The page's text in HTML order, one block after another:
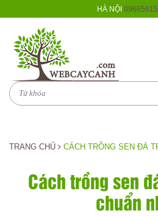
HÀ NỘI
TRANG CHỦ CÁCH TRỒNG SEN ĐÁ
Cách trồng sen
chuẩn